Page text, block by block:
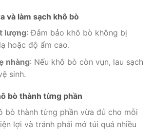
và làm sạch khô bò
lượng: Đảm bảo khô bò không bị
hoặc độ ẩm cao.
nhàng: Nếu khô bò còn vụn, lau sạch
sinh.
bò thành từng phần
bò thành từng phần vừa đủ cho mỗi
lợi và tránh phải mở túi quá nhiều